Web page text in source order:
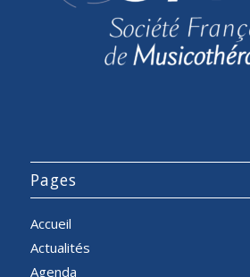
Pages
Accueil
Actualités
Agenda